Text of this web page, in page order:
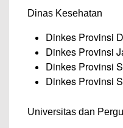
Dinas Kesehatan
Dinkes Provinsi
Dinkes Provinsi
Dinkes Provinsi
Dinkes Provinsi
Universitas dan